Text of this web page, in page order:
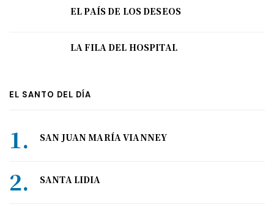
EL PAÍS DE LOS DESEOS
LA FILA DEL HOSPITAL
EL SANTO DEL DÍA
SAN JUAN MARÍA VIANNEY
SANTA LIDIA